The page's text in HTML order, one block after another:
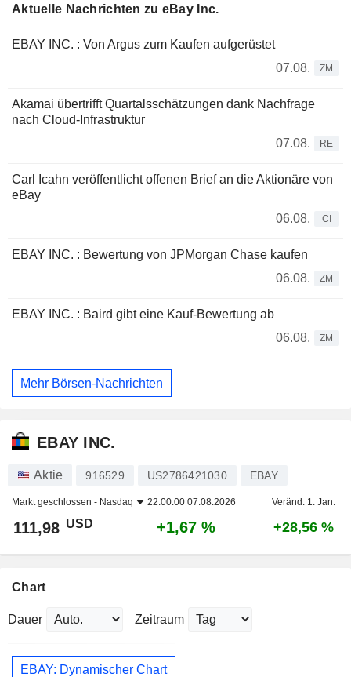
Aktuelle Nachrichten zu eBay Inc.
EBAY INC. : Von Argus zum Kaufen aufgerüstet
07.08.
ZM
Akamai übertrifft Quartalsschätzungen dank Nachfrage
nach Cloud-Infrastruktur
07.08.
RE
Carl Icahn veröffentlicht offenen Brief an die Aktionäre von
eBay
06.08.
CI
EBAY INC. : Bewertung von JPMorgan Chase kaufen
06.08.
ZM
EBAY INC. : Baird gibt eine Kauf-Bewertung ab
06.08.
ZM
Mehr Börsen-Nachrichten
EBAY INC.
Aktie 916529 US2786421030 EBAY
Markt geschlossen - Nasdaq 22:00:00 07.08.2026 Veränd. 1. Jan.
111,98 USD +1,67 % +28,56 %
Chart
Dauer Zeitraum
EBAY: Dynamischer Chart